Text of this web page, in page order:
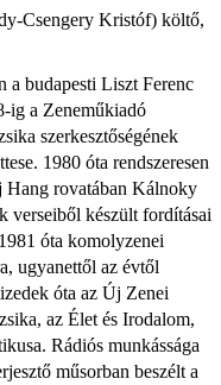
Csengery Kristóf) költő,
a budapesti Liszt Ferenc
-ig a Zeneműkiadó
szerkesztőségének
1980 óta rendszeresen
Hang rovatában Kálnoky
verseiből készült fordításai
1981 óta komolyzenei
ugyanettől az évtől
óta az Új Zenei
az Élet és Irodalom,
Rádiós munkássága
műsorban beszélt a